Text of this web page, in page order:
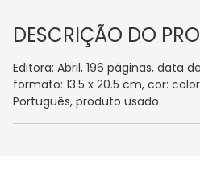
DESCRIÇÃO DO
Editora: Abril, 196 páginas, data
formato: 13.5 x 20.5 cm, cor:
Português, produto usado